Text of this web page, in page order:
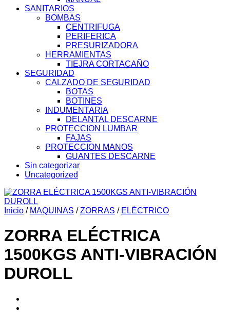
SANITARIOS
BOMBAS
CENTRIFUGA
PERIFERICA
PRESURIZADORA
HERRAMIENTAS
TIEJRA CORTACAÑO
SEGURIDAD
CALZADO DE SEGURIDAD
BOTAS
BOTINES
INDUMENTARIA
DELANTAL DESCARNE
PROTECCION LUMBAR
FAJAS
PROTECCION MANOS
GUANTES DESCARNE
Sin categorizar
Uncategorized
Inicio / MAQUINAS / ZORRAS / ELÉCTRICO
ZORRA ELÉCTRICA
1500KGS ANTI-VIBRACIÓN
DUROLL